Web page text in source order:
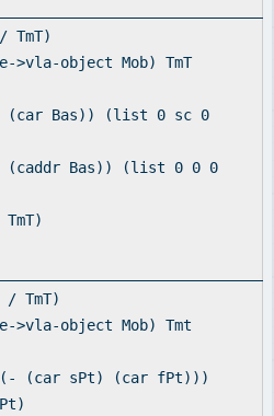
TmT)
>vla-object Mob) TmT
Bas)) (list 0 sc 0
Bas)) (list 0 0 0
/ TmT)
>vla-object Mob) Tmt
sPt) (car fPt)))